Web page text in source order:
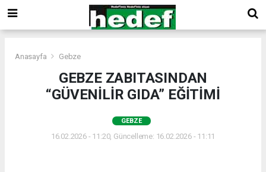
Anasayfa Gebze
GEBZE ZABITASINDAN
“GÜVENİLİR GIDA” EĞİTİMİ
GEBZE
16.02.2026 - 11:20, Güncelleme: 16.02.2026 - 11:11